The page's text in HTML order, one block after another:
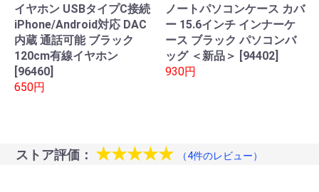
イヤホン USBタイプC接続
iPhone/Android対応 DAC
内蔵 通話可能 ブラック
120cm有線イヤホン
[96460]
650円
ノートパソコンケース カバ
ー 15.6インチ インナーケ
ース ブラック パソコンバ
ッグ ＜新品＞ [94402]
930円
ストア評価： ★★★★★ （4件のレビュー）